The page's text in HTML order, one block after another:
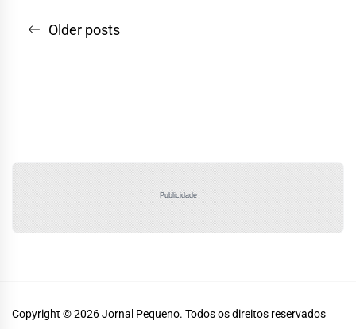
Navegação
Older posts
Publicidade
Copyright © 2026Jornal Pequeno. Todos os direitos reservados